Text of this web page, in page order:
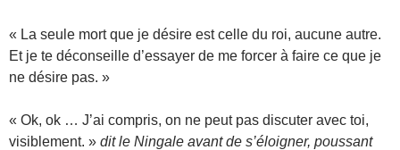
« La seule mort que je désire est celle du roi, aucune autre.
Et je te déconseille d’essayer de me forcer à faire ce que je
ne désire pas. »
« Ok, ok … J’ai compris, on ne peut pas discuter avec toi,
visiblement. » dit le Ningale avant de s’éloigner, poussant